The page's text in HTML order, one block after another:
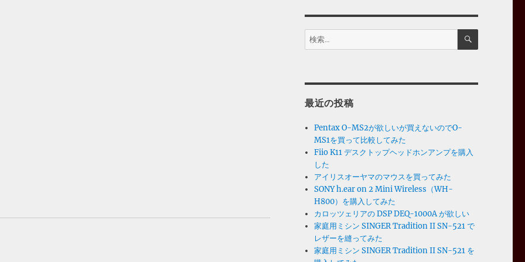
検
索:
検
最近の投稿
Pentax O-MS2が欲しいが買えないのでO-
MS1を買って比較してみた
Fiio K11 デスクトップヘッドホンアンプを購入
した
アイリスオーヤマのマウスを買ってみた
SONY h.ear on 2 Mini Wireless（WH-
H800）を購入してみた
カロッツェリアの DSP DEQ-1000A が欲しい
家庭用ミシン SINGER Tradition II SN-521 で
レザーを縫ってみた
家庭用ミシン SINGER Tradition II SN-521 を